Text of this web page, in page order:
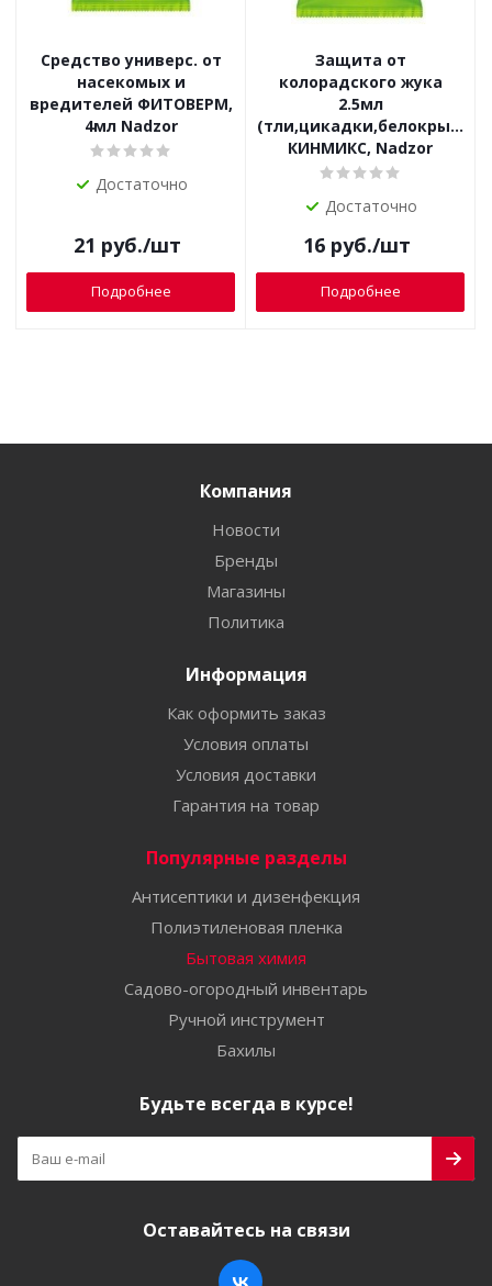
Средство универс. от
насекомых и
вредителей ФИТОВЕРМ,
4мл Nadzor
Достаточно
21 руб./шт
Подробнее
Защита от
колорадского жука
2.5мл
КИНМИКС, Nadzor
Достаточно
16руб./шт
Подробнее
Компания
Новости
Бренды
Магазины
Политика
Информация
Как оформить заказ
Условия оплаты
Условия доставки
Гарантия на товар
Популярные разделы
Антисептики и дизенфекция
Полиэтиленовая пленка
Бытовая химия
Садово-огородный инвентарь
Ручной инструмент
Бахилы
Будьте всегда в курсе!
Оставайтесь на связи